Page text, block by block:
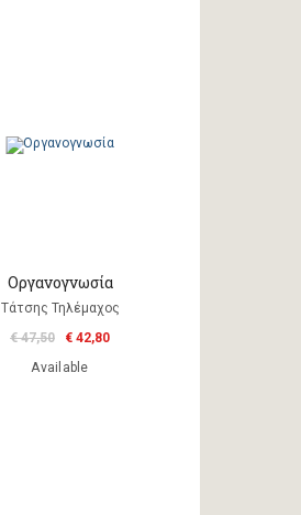
Οργανογνωσία
Τάτσης Τηλέμαχος
€ 47,50
€ 42,80
Available